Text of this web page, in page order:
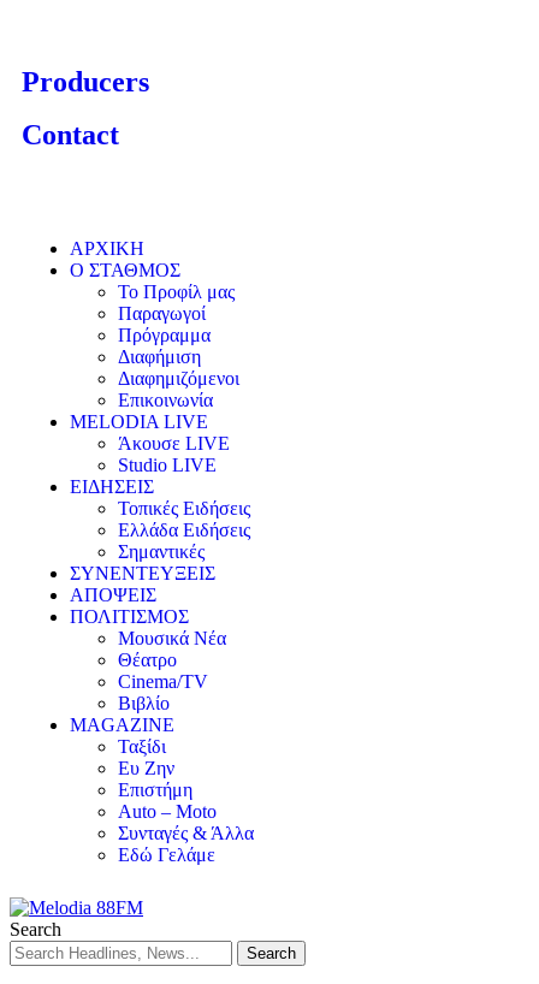
Producers
Contact
ΑΡΧΙΚΗ
Ο ΣΤΑΘΜΟΣ
Το Προφίλ μας
Παραγωγοί
Πρόγραμμα
Διαφήμιση
Διαφημιζόμενοι
Επικοινωνία
MELODIA LIVE
Άκουσε LIVE
Studio LIVE
ΕΙΔΗΣΕΙΣ
Τοπικές Ειδήσεις
Ελλάδα Ειδήσεις
Σημαντικές
ΣΥΝΕΝΤΕΥΞΕΙΣ
ΑΠΟΨΕΙΣ
ΠΟΛΙΤΙΣΜΟΣ
Μουσικά Νέα
Θέατρο
Cinema/TV
Βιβλίο
MAGAZINE
Ταξίδι
Ευ Ζην
Επιστήμη
Auto – Moto
Συνταγές & Άλλα
Εδώ Γελάμε
Search